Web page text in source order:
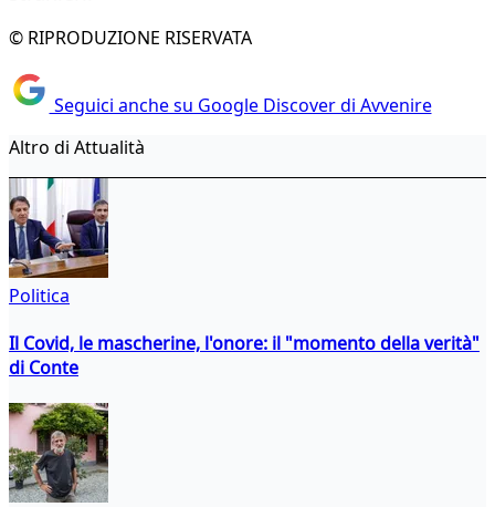
© RIPRODUZIONE RISERVATA
Seguici anche su Google Discover di Avvenire
Altro di Attualità
Politica
Il Covid, le mascherine, l'onore: il "momento della verità"
di Conte